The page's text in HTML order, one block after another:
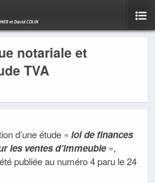
notariale et
TVA
d’une étude « loi de finances
r les ventes d’immeuble »,
publiée au numéro 4 paru le 24